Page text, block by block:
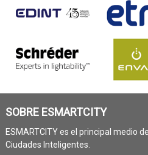
SOBRE ESMARTCITY
ESMARTCITY es el principal medio
Ciudades Inteligentes.